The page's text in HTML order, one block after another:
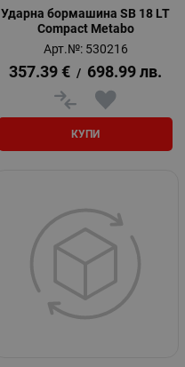
Ударна бормашина SB 18 LT
Compact Metabo
Арт.№: 530216
357.39 € / 698.99 лв.
КУПИ